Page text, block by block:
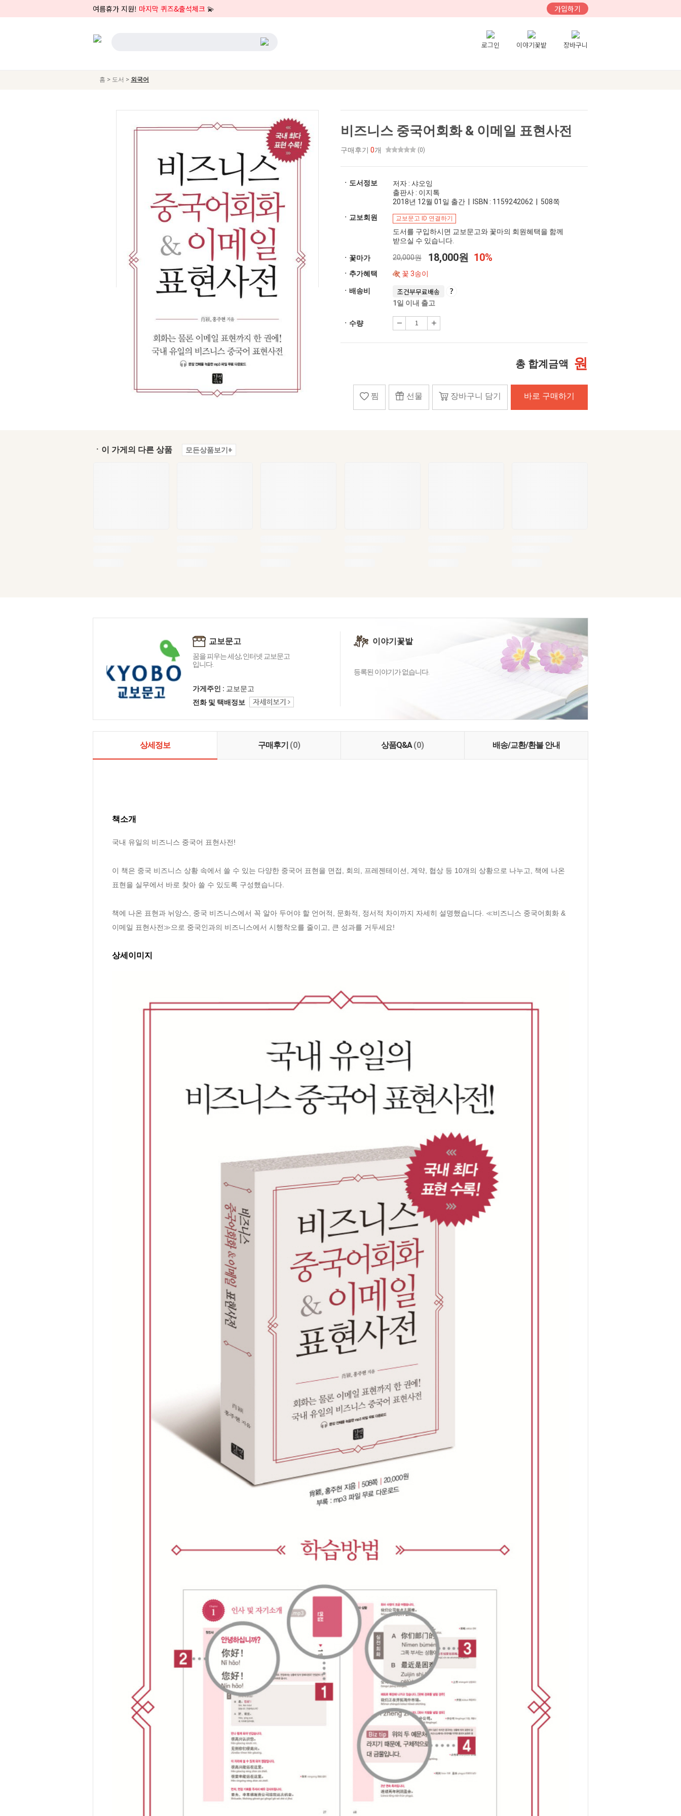
여름휴가 지원! 마지막 퀴즈&출석체크 💫 가입하기
로그인 이야기꽃밭 장바구니
홈 > 도서 > 외국어
비즈니스 중국어회화 & 이메일 표현사전
구매후기 0개 (0)
ㆍ도서정보
저자 : 샤오잉
출판사 : 이지톡
2018년 12월 01일 출간 | ISBN : 1159242062 | 508쪽
ㆍ교보회원
교보문고 ID 연결하기
도서를 구입하시면 교보문고와 꽃마의 회원혜택을 함께
받으실 수 있습니다.
ㆍ꽃마가 20,000원 18,000원 10%
ㆍ추가혜택 꽃 3송이
ㆍ배송비 조건부무료배송
1일 이내 출고
ㆍ수량
총 합계금액 원
찜 선물 장바구니 담기 바로 구매하기
ㆍ이 가게의 다른 상품 모든상품보기+
교보문고
꿈을 피우는 세상, 인터넷 교보문고
입니다.
가게주인 : 교보문고
전화 및 택배정보
이야기꽃밭
등록된 이야기가 없습니다.
상세정보 구매후기 (0) 상품Q&A(0) 배송/교환/환불 안내
책소개
국내 유일의 비즈니스 중국어 표현사전!
이 책은 중국 비즈니스 상황 속에서 쓸 수 있는 다양한 중국어 표현을 면접, 회의, 프레젠테이션, 계약, 협상 등 10개의 상황으로 나누고, 책에 나온
표현을 실무에서 바로 찾아 쓸 수 있도록 구성했습니다.
책에 나온 표현과 뉘앙스, 중국 비즈니스에서 꼭 알아 두어야 할 언어적, 문화적, 정서적 차이까지 자세히 설명했습니다. ≪비즈니스 중국어회화 &
이메일 표현사전≫으로 중국인과의 비즈니스에서 시행착오를 줄이고, 큰 성과를 거두세요!
상세이미지